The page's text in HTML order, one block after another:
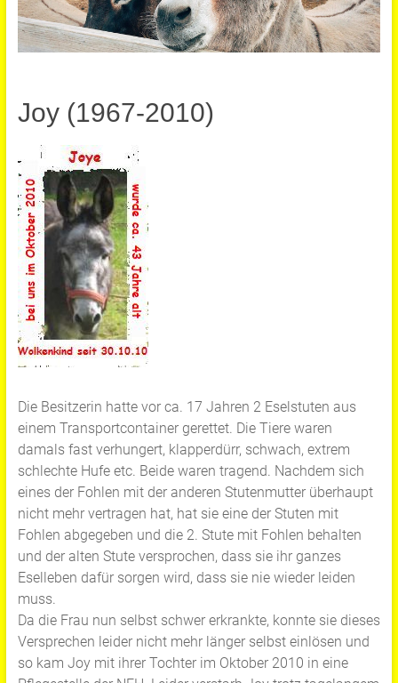
Joy (1967-2010)
Die Besitzerin hatte vor ca. 17 Jahren 2 Eselstuten aus
einem Transportcontainer gerettet. Die Tiere waren
damals fast verhungert, klapperdürr, schwach, extrem
schlechte Hufe etc. Beide waren tragend. Nachdem sich
eines der Fohlen mit der anderen Stutenmutter überhaupt
nicht mehr vertragen hat, hat sie eine der Stuten mit
Fohlen abgegeben und die 2. Stute mit Fohlen behalten
und der alten Stute versprochen, dass sie ihr ganzes
Eselleben dafür sorgen wird, dass sie nie wieder leiden
muss.
Da die Frau nun selbst schwer erkrankte, konnte sie dieses
Versprechen leider nicht mehr länger selbst einlösen und
so kam Joy mit ihrer Tochter im Oktober 2010 in eine